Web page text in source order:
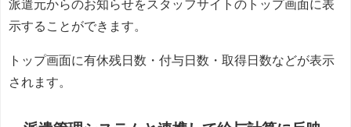
派遣元からのお知らせをスタッフサイトのトップ画面に表
示することができます。
トップ画面に有休残日数・付与日数・取得日数などが表示
されます。